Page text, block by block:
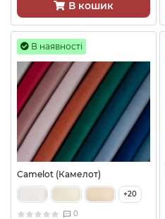
В кошик
В наявності
Camelot (Камелот)
+20
0